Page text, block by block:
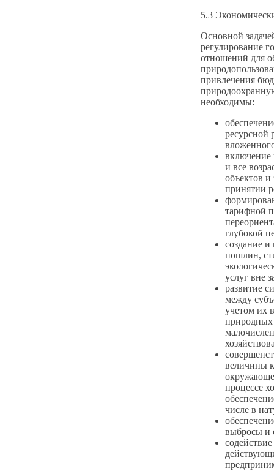
5.3
Основной
регулирование
отношений для
привлечения
необходимы:
ресурсной
включение
и все
объектов и
принятии
тарифной
глубокой
создание
пошлин,
услуг вне
развитие
между
учетом их
природных
величины
процессе
числе в
выбросы и